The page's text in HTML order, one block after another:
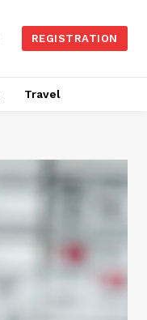
REGISTRATION
Travel